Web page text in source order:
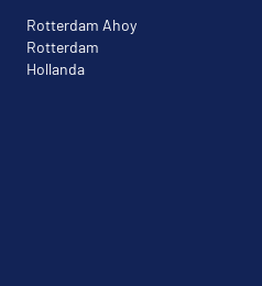
Rotterdam Ahoy
Rotterdam
Hollanda